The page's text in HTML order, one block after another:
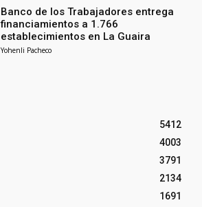
Banco de los Trabajadores entrega
financiamientos a 1.766
establecimientos en La Guaira
Yohenli Pacheco
5412
4003
3791
2134
1691